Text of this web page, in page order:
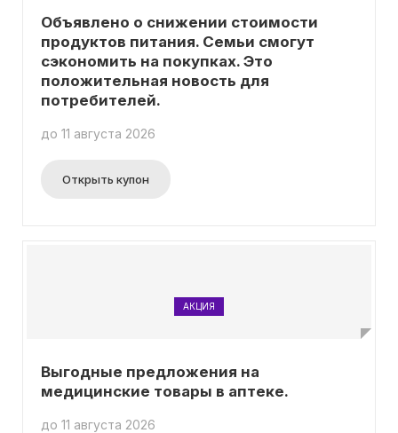
Объявлено о снижении стоимости
продуктов питания. Семьи смогут
сэкономить на покупках. Это
положительная новость для
потребителей.
до 11 августа 2026
Открыть купон
АКЦИЯ
Выгодные предложения на
медицинские товары в аптеке.
до 11 августа 2026